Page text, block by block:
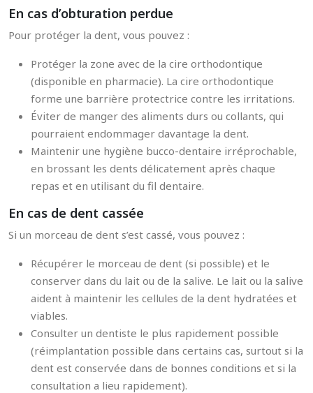
En cas d’obturation perdue
Pour protéger la dent, vous pouvez :
Protéger la zone avec de la cire orthodontique
(disponible en pharmacie). La cire orthodontique
forme une barrière protectrice contre les irritations.
Éviter de manger des aliments durs ou collants, qui
pourraient endommager davantage la dent.
Maintenir une hygiène bucco-dentaire irréprochable,
en brossant les dents délicatement après chaque
repas et en utilisant du fil dentaire.
En cas de dent cassée
Si un morceau de dent s’est cassé, vous pouvez :
Récupérer le morceau de dent (si possible) et le
conserver dans du lait ou de la salive. Le lait ou la salive
aident à maintenir les cellules de la dent hydratées et
viables.
Consulter un dentiste le plus rapidement possible
(réimplantation possible dans certains cas, surtout si la
dent est conservée dans de bonnes conditions et si la
consultation a lieu rapidement).